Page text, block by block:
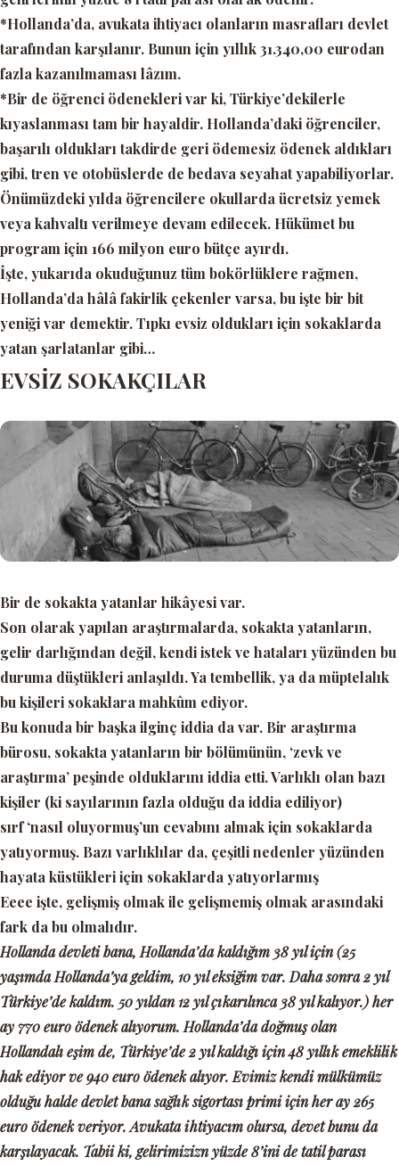
*Hollanda’da, avukata ihtiyacı olanların masrafları devlet
tarafından karşılanır. Bunun için yıllık 31.340,00 eurodan
fazla kazanılmaması lâzım.
*Bir de öğrenci ödenekleri var ki, Türkiye’dekilerle
kıyaslanması tam bir hayaldir. Hollanda’daki öğrenciler,
başarılı oldukları takdirde geri ödemesiz ödenek aldıkları
gibi, tren ve otobüslerde de bedava seyahat yapabiliyorlar.
Önümüzdeki yılda öğrencilere okullarda ücretsiz yemek
veya kahvaltı verilmeye devam edilecek. Hükümet bu
program için 166 milyon euro bütçe ayırdı.
İşte, yukarıda okuduğunuz tüm bokörlüklere rağmen,
Hollanda’da hâlâ fakirlik çekenler varsa, bu işte bir bit
yeniği var demektir. Tıpkı evsiz oldukları için sokaklarda
yatan şarlatanlar gibi…
EVSİZ SOKAKÇILAR
Bir de sokakta yatanlar hikâyesi var.
Son olarak yapılan araştırmalarda, sokakta yatanların,
gelir darlığından değil, kendi istek ve hataları yüzünden bu
duruma düştükleri anlaşıldı. Ya tembellik, ya da müptelalık
bu kişileri sokaklara mahkûm ediyor.
Bu konuda bir başka ilginç iddia da var. Bir araştırma
bürosu, sokakta yatanların bir bölümünün, ‘zevk ve
araştırma’peşinde olduklarını iddia etti. Varlıklı olan bazı
kişiler (ki sayılarının fazla olduğu da iddia ediliyor)
sırf‘nasıl oluyormuş’un cevabını almak için sokaklarda
yatıyormuş. Bazı varlıklılar da, çeşitli nedenler yüzünden
hayata küstükleri için sokaklarda yatıyorlarmış
Eeee işte, gelişmiş olmak ile gelişmemiş olmak arasındaki
fark da bu olmalıdır.
Hollanda devleti bana, Hollanda’da kaldığım 38 yıl için (25
yaşımda Hollanda’ya geldim, 10 yıl eksiğim var. Daha sonra 2 yıl
Türkiye’de kaldım. 50 yıldan 12 yıl çıkarılınca 38 yıl kalıyor.) her
ay 770 euro ödenek alıyorum. Hollanda’da doğmuş olan
Hollandalı eşim de, Türkiye’de 2 yıl kaldığı için 48 yıllık emeklilik
hak ediyor ve 940 euro ödenek alıyor. Evimiz kendi mülkümüz
olduğu halde devlet bana sağlık sigortası primi için her ay 265
euro ödenek veriyor. Avukata ihtiyacım olursa, devet bunu da
karşılayacak. Tabii ki, gelirimizizn yüzde 8’ini de tatil parası